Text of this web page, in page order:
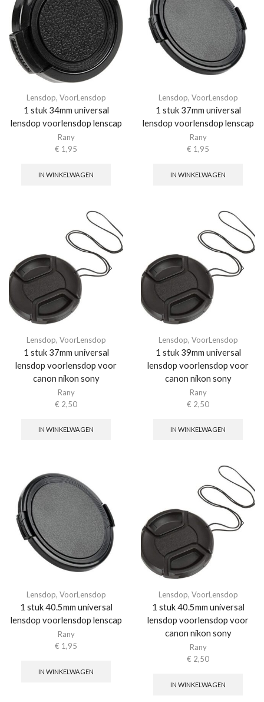
Lensdop, VoorLensdop
1 stuk 34mm universal
lensdop voorlensdop lenscap
Rany
€ 1,95
IN WINKELWAGEN
Lensdop, VoorLensdop
1 stuk 37mm universal
lensdop voorlensdop lenscap
Rany
€ 1,95
IN WINKELWAGEN
Lensdop, VoorLensdop
1 stuk 37mm universal
lensdop voorlensdop voor
canon nikon sony
Rany
€ 2,50
IN WINKELWAGEN
Lensdop, VoorLensdop
1 stuk 39mm universal
lensdop voorlensdop voor
canon nikon sony
Rany
€ 2,50
IN WINKELWAGEN
Lensdop, VoorLensdop
1 stuk 40.5mm universal
lensdop voorlensdop lenscap
Rany
€ 1,95
IN WINKELWAGEN
Lensdop, VoorLensdop
1 stuk 40.5mm universal
lensdop voorlensdop voor
canon nikon sony
Rany
€ 2,50
IN WINKELWAGEN